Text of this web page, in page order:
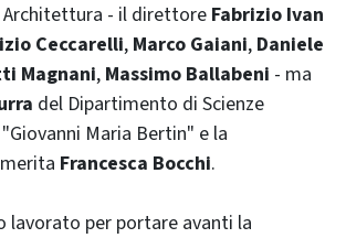
- il direttore Fabrizio Ivan
Ceccarelli, Marco Gaiani, Daniele
Magnani, Massimo Ballabeni - ma
del Dipartimento di Scienze
Maria Bertin" e la
Francesca Bocchi.
lavorato per portare avanti la